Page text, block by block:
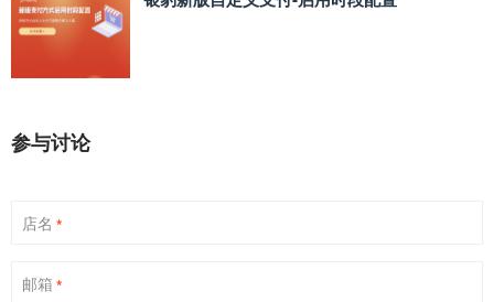
参与讨论
店名 *
邮箱 *